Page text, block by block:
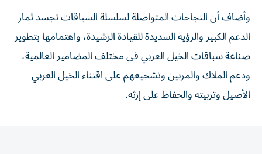
وأضاف أن النجاحات المتواصلة لسلسلة السباقات تجسد ثمار
الدعم الكبير والرؤية السديدة للقيادة الرشيدة، واهتمامها بتطوير
صناعة سباقات الخيل العربي في مختلف المضامير العالمية،
ودعم الملاك والمربين وتشجيعهم على اقتناء الخيل العربي
الأصيل وتربيته والحفاظ على إرثه.